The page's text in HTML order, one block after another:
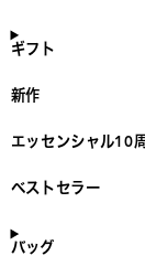
ギフト
新作
エッセンシャル10
ベストセラー
バッグ